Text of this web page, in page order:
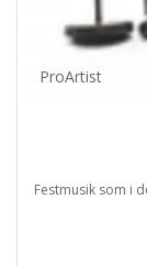
ProArtist
Festmusik som i